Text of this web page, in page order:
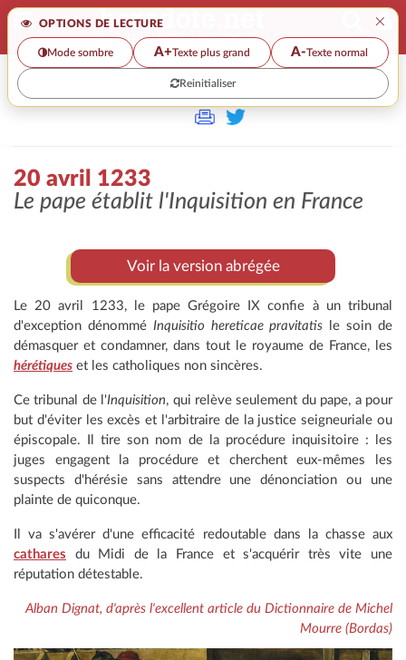
OPTIONS DE LECTURE ×
Mode sombre A+Texte plus grand A-Texte normal
Reinitialiser
>
20 avril 1233
Le pape établit l'Inquisition en France
Voir la version abrégée
Le 20 avril 1233, le pape Grégoire IX confie à un tribunal
d'exception dénommé Inquisitio hereticae pravitatis le soin de
démasquer et condamner, dans tout le royaume de France, les
hérétiques et les catholiques non sincères.
Ce tribunal de l'Inquisition, qui relève seulement du pape, a pour
but d'éviter les excès et l'arbitraire de la justice seigneuriale ou
épiscopale. Il tire son nom de la procédure inquisitoire : les
juges engagent la procédure et cherchent eux-mêmes les
suspects d'hérésie sans attendre une dénonciation ou une
plainte de quiconque.
Il va s'avérer d'une efficacité redoutable dans la chasse aux
cathares du Midi de la France et s'acquérir très vite une
réputation détestable.
Alban Dignat, d'après l'excellent article du Dictionnaire de Michel
Mourre (Bordas)